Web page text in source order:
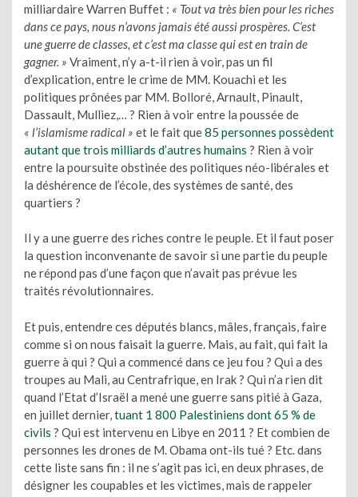
milliardaire Warren Buffet : « Tout va très bien pour les riches
dans ce pays, nous n’avons jamais été aussi prospères. C’est
une guerre de classes, et c’est ma classe qui est en train de
gagner. » Vraiment, n’y a-t-il rien à voir, pas un fil
d’explication, entre le crime de MM. Kouachi et les
politiques prônées par MM. Bolloré, Arnault, Pinault,
Dassault, Mulliez,… ? Rien à voir entre la poussée de
« l’islamisme radical » et le fait que85 personnes possèdent
autant que trois milliards d’autres humains ? Rien à voir
entre la poursuite obstinée des politiques néo-libérales et
la déshérence de l’école, des systèmes de santé, des
quartiers ?
Il y a une guerre des riches contre le peuple. Et il faut poser
la question inconvenante de savoir si une partie du peuple
ne répond pas d’une façon que n’avait pas prévue les
traités révolutionnaires.
Et puis, entendre ces députés blancs, mâles, français, faire
comme si on nous faisait la guerre. Mais, au fait, qui fait la
guerre à qui ? Qui a commencé dans ce jeu fou ? Qui a des
troupes au Mali, au Centrafrique, en Irak ? Qui n’a rien dit
quand l’Etat d’Israël a mené une guerre sans pitié à Gaza,
en juillet dernier, tuant 1 800 Palestiniens dont 65 % de
civils ? Qui est intervenu en Libye en 2011 ? Et combien de
personnes les drones de M. Obama ont-ils tué ? Etc. dans
cette liste sans fin : il ne s’agit pas ici, en deux phrases, de
désigner les coupables et les victimes, mais de rappeler